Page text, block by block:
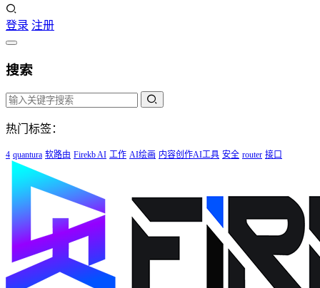
登录 注册
搜索
热门标签：
4 quantura 软路由 Firekb AI 工作 AI绘画 内容创作AI工具 安全 router 接口